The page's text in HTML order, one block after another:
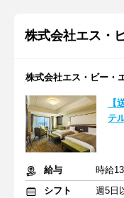
株式会社エス・
株式会社エス・ビー・
【
テ
給与
時給
シフト